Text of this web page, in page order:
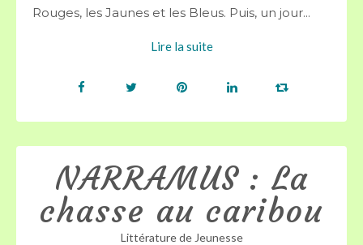
Rouges, les Jaunes et les Bleus. Puis, un jour...
Lire la suite
NARRAMUS : La
chasse au caribou
Littérature de Jeunesse